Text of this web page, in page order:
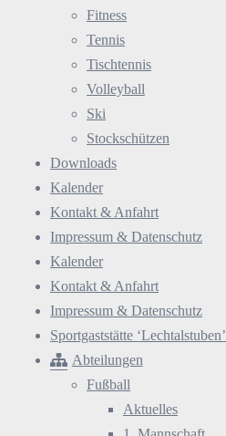
Fitness
Tennis
Tischtennis
Volleyball
Ski
Stockschützen
Downloads
Kalender
Kontakt & Anfahrt
Impressum & Datenschutz
Kalender
Kontakt & Anfahrt
Impressum & Datenschutz
Sportgaststätte ‘Lechtalstuben’
Abteilungen
Fußball
Aktuelles